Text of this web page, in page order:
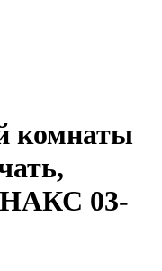
комнаты
03-